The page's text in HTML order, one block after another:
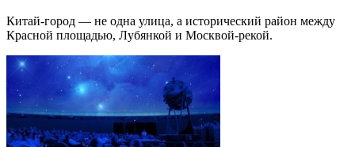
Китай-город — не одна улица, а исторический район между
Красной площадью, Лубянкой и Москвой-рекой.